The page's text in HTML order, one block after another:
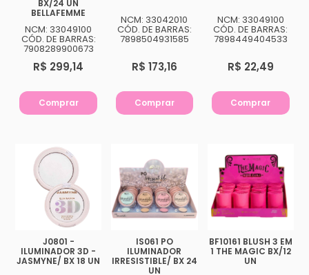
BX/24 UN
BELLAFEMME
NCM: 33049100
CÓD. DE BARRAS:
7908289900673
R$ 299,14
Comprar
NCM: 33042010
CÓD. DE BARRAS:
7898504931585
R$ 173,16
Comprar
NCM: 33049100
CÓD. DE BARRAS:
7898449404533
R$ 22,49
Comprar
J0801 -
ILUMINADOR 3D -
JASMYNE/ BX 18 UN
IS061 PO
ILUMINADOR
IRRESISTIBLE/ BX 24
UN
BF10161 BLUSH 3 EM
1 THE MAGIC BX/12
UN